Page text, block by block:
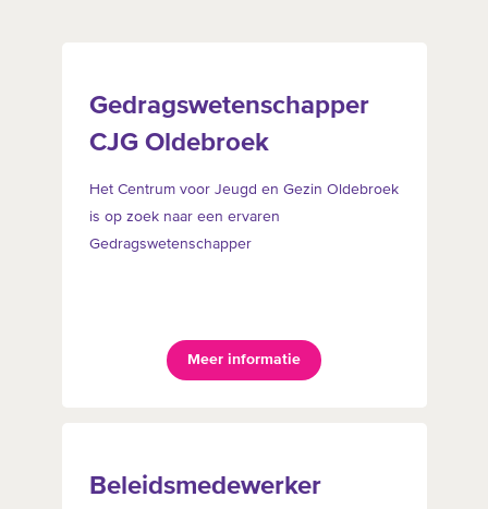
Gedragswetenschapper
CJG Oldebroek
Het Centrum voor Jeugd en Gezin Oldebroek
is op zoek naar een ervaren
Gedragswetenschapper
Meer informatie
Beleidsmedewerker